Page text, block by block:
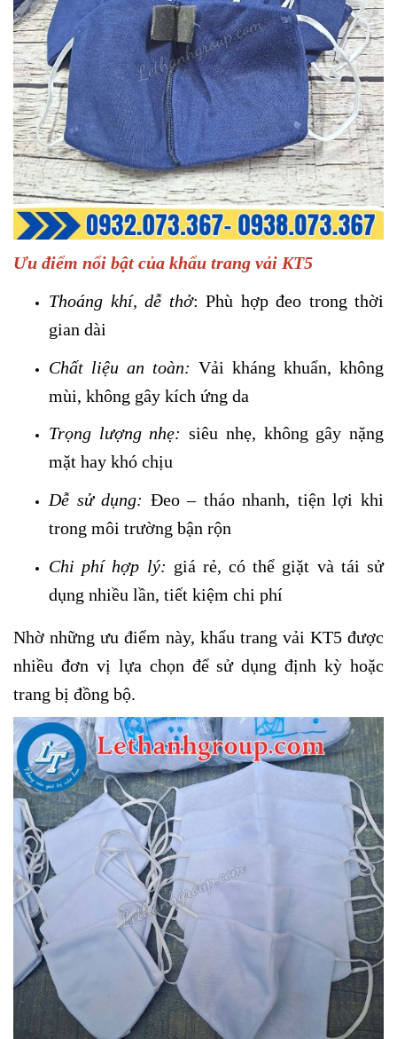
Ưu điểm nổi bật của khẩu trang vải KT5
Thoáng khí, dễ thở: Phù hợp đeo trong thời
gian dài
Chất liệu an toàn: Vải kháng khuẩn, không
mùi, không gây kích ứng da
Trọng lượng nhẹ: siêu nhẹ, không gây nặng
mặt hay khó chịu
Dễ sử dụng: Đeo – tháo nhanh, tiện lợi khi
trong môi trường bận rộn
Chi phí hợp lý: giá rẻ, có thể giặt và tái sử
dụng nhiều lần, tiết kiệm chi phí
Nhờ những ưu điểm này, khẩu trang vải KT5 được
nhiều đơn vị lựa chọn để sử dụng định kỳ hoặc
trang bị đồng bộ.